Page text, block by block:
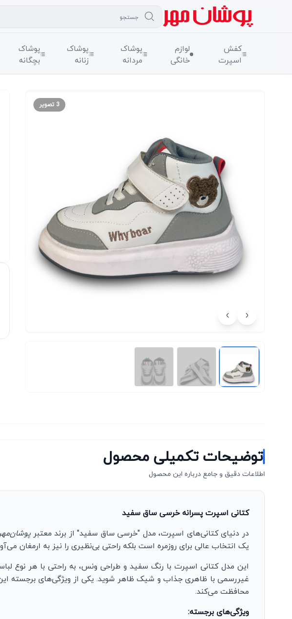
کفش
اسپرت
لوازم
خانگی
پوشاک
مردانه
پوشاک
زنانه
پوشاک
بچگانه
3 تصویر
توضیحات تکمیلی محصول
اطلاعات دقیق و جامع درباره این محصول
کتانی اسپرت پسرانه خرسی ساق سفید
در دنیای کتانی‌های اسپرت، مدل "خرسی ساق سفید" از برند معتبر
یک انتخاب عالی برای روزمره است بلکه راحتی بی‌نظیری را نیز به ارمغان
این مدل کتانی اسپرت با رنگ سفید و طراحی ونس، به راحتی با هر نوع
غیررسمی با ظاهری جذاب و شیک ظاهر شوید. یکی از ویژگی‌های برجسته
محافظت می‌کند.
ویژگی‌های برجسته: